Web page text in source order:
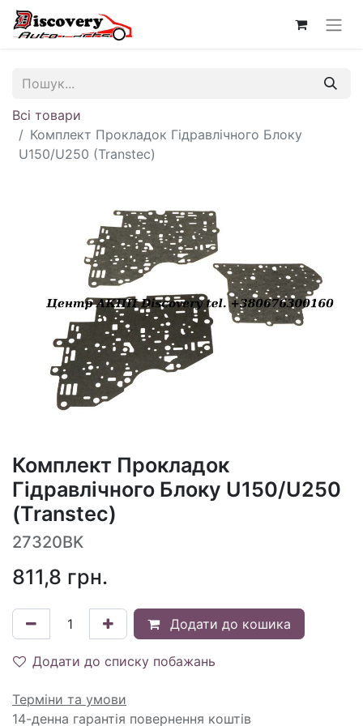
Всі товари
Комплект Прокладок Гідравлічного Блоку
U150/U250 (Transtec)
Комплект Прокладок
Гідравлічного Блоку U150/U250
(Transtec)
27320BK
811,8 грн.
Додати до кошика
Додати до списку побажань
Терміни та умови
14-денна гарантія повернення коштів